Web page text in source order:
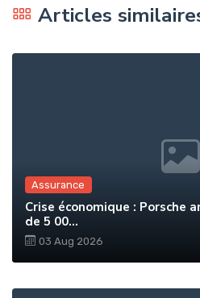
Articles
Assurance
Crise économique : Porsche
de 5 00...
03 Aug 2026